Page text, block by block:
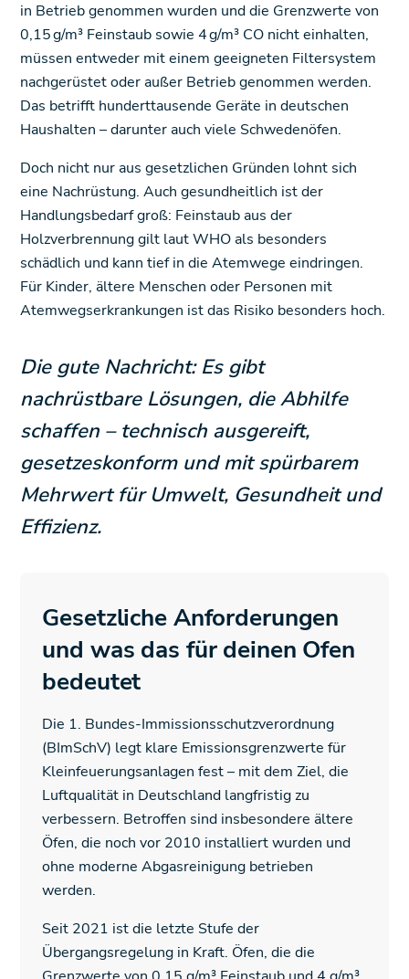
in Betrieb genommen wurden und die Grenzwerte von
0,15 g/m³ Feinstaub sowie 4 g/m³ CO nicht einhalten,
müssen entweder mit einem geeigneten Filtersystem
nachgerüstet oder außer Betrieb genommen werden.
Das betrifft hunderttausende Geräte in deutschen
Haushalten – darunter auch viele Schwedenöfen.
Doch nicht nur aus gesetzlichen Gründen lohnt sich
eine Nachrüstung. Auch gesundheitlich ist der
Handlungsbedarf groß: Feinstaub aus der
Holzverbrennung gilt laut WHO als besonders
schädlich und kann tief in die Atemwege eindringen.
Für Kinder, ältere Menschen oder Personen mit
Atemwegserkrankungen ist das Risiko besonders hoch.
Die gute Nachricht: Es gibt
nachrüstbare Lösungen, die Abhilfe
schaffen – technisch ausgereift,
gesetzeskonform und mit spürbarem
Mehrwert für Umwelt, Gesundheit und
Effizienz.
Gesetzliche Anforderungen
und was das für deinen Ofen
bedeutet
Die 1. Bundes-Immissionsschutzverordnung
(BImSchV) legt klare Emissionsgrenzwerte für
Kleinfeuerungsanlagen fest – mit dem Ziel, die
Luftqualität in Deutschland langfristig zu
verbessern. Betroffen sind insbesondere ältere
Öfen, die noch vor 2010 installiert wurden und
ohne moderne Abgasreinigung betrieben
werden.
Seit 2021 ist die letzte Stufe der
Übergangsregelung in Kraft. Öfen, die die